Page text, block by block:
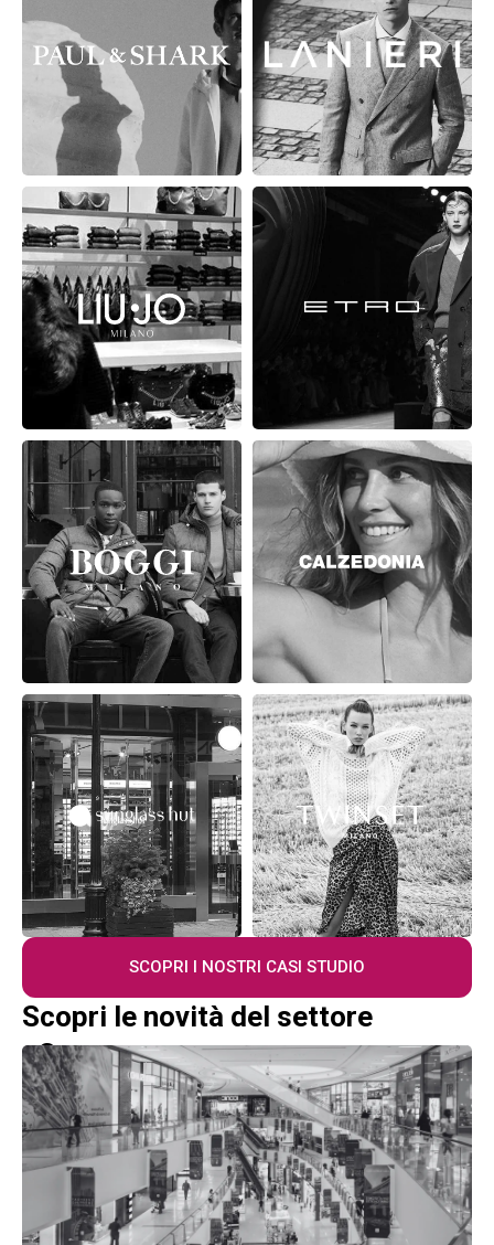
SCOPRI I NOSTRI CASI STUDIO
Scopri le novità del settore
eCommerce